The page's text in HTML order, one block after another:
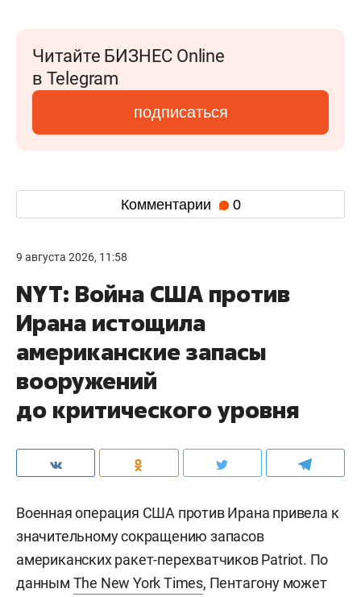
Читайте БИЗНЕС Online
в Telegram
подписаться
Комментарии 0
9 августа 2026, 11:58
NYT: Война США против
Ирана истощила
американские запасы
вооружений
до критического уровня
Военная операция США против Ирана привела к
значительному сокращению запасов
американских ракет-перехватчиков Patriot. По
данным The New York Times, Пентагону может